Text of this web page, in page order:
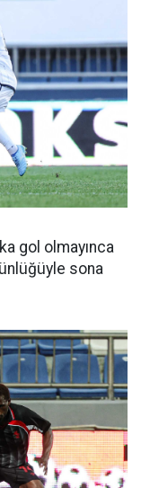
gol olmayınca
sona